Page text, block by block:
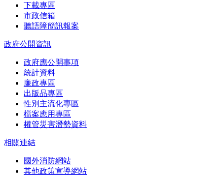
下載專區
市政信箱
聽語障簡訊報案
政府公開資訊
政府應公開事項
統計資料
廉政專區
出版品專區
性別主流化專區
檔案應用專區
權管災害潛勢資料
相關連結
國外消防網站
其他政策宣導網站